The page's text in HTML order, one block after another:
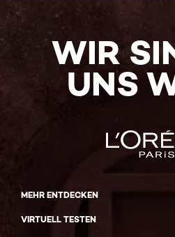
WIR
UNS
MEHR ENTDECKEN
VIRTUELL TESTEN